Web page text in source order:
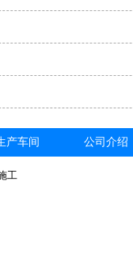
产车间 公司介绍
工